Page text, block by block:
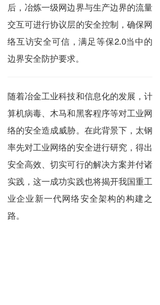
后，冶炼一级网边界与生产边界的流量
交互可进行协议层的安全控制，确保网
络互访安全可信，满足等保2.0当中的
边界安全防护要求。
随着冶金工业科技和信息化的发展，计
算机病毒、木马和黑客程序等对工业网
络的安全造成威胁。在此背景下，太钢
率先对工业网络的安全进行研究，得出
安全高效、切实可行的解决方案并付诸
实践，这一成功实践也将揭开我国重工
业企业新一代网络安全架构的构建之
路。